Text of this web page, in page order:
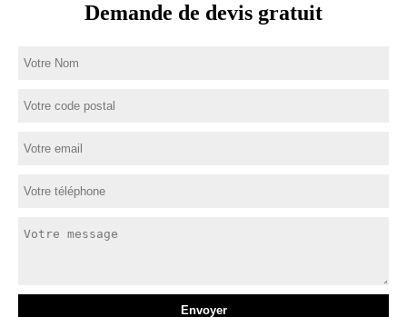
Demande de devis gratuit